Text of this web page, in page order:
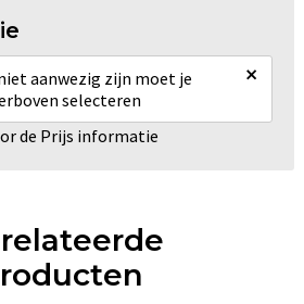
aanwezig zijn moet je
selecteren
×
de Prijs informatie